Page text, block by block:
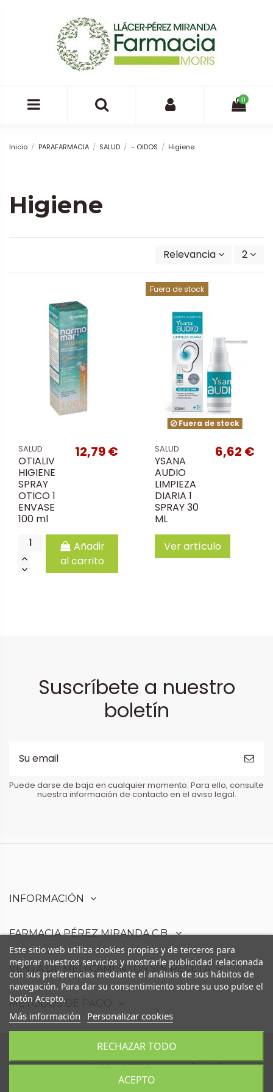
0
Inicio PARAFARMACIA SALUD - OIDOS Higiene
Higiene
Relevancia 2
SALUD
OTIALIV
HIGIENE
SPRAY
OTICO 1
ENVASE
100 ml
12,79 €
Añadir
al carrito
Fuera de stock
Fuera de stock
SALUD
YSANA
AUDIO
LIMPIEZA
DIARIA 1
SPRAY 30
ML
6,62 €
Ver artículo
Suscríbete a nuestro
boletín
Puede darse de baja en cualquier momento. Para ello, consulte
nuestra información de contacto en el aviso legal.
INFORMACIÓN
FARMACIA PÉREZ MIRANDA C.B.
VENTA DE MEDICAMENTOS SIN RECETA
MÉTODOS DE PAGO
Este sitio web utiliza cookies propias y de terceros para
mejorar nuestros servicios y mostrarle publicidad relacionada
con sus preferencias mediante el análisis de sus hábitos de
navegación. Para dar su consentimiento sobre su uso pulse el
botón Acepto.
Más información Personalizar cookies
RECHAZAR TODO
ACEPTO
Farmacia Pérez Miranda C.B. - Avd. Moris
Marrodán,68 - 23006 Martos (Jaén)